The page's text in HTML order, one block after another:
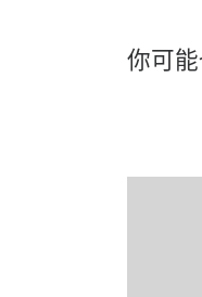
你可